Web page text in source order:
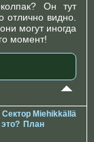
Он тут
отлично видно.
могут иногда
момент!
Сектор Miehikkällä
План